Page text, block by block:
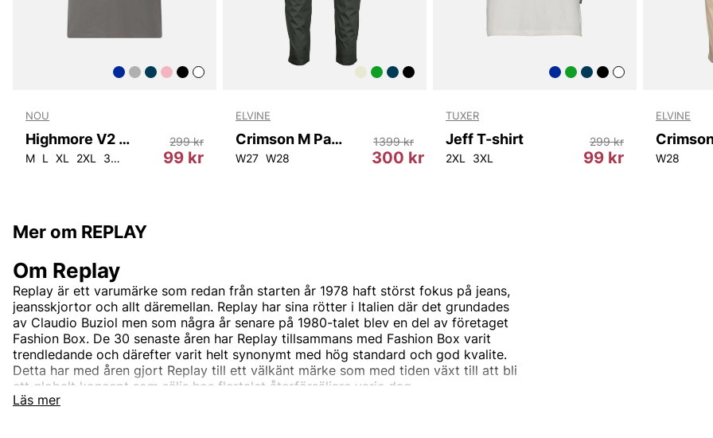
W28L32 W28L34 W29L32 W29L34 W30L32 W31L32 W32L32 W32L34 W33L32
NOU
Highmore V2 M Tee
M L XL 2XL 3XL 5XL
99 kr
299 kr
ELVINE
Crimson M Pants
W27 W28 300 kr
1399 kr
TUXER
Jeff T-shirt
2XL 3XL 99 kr
299 kr
ELVINE
W28
Mer om REPLAY
Läs mer
Om Replay
Replay är ett varumärke som redan från starten år 1978 haft störst fokus på jeans,
jeansskjortor och allt däremellan. Replay har sina rötter i Italien där det grundades
av Claudio Buziol men som några år senare på 1980-talet blev en del av företaget
Fashion Box. De 30 senaste åren har Replay tillsammans med Fashion Box varit
trendledande och därefter varit helt synonymt med hög standard och god kvalite.
Detta har med åren gjort Replay till ett välkänt märke som med tiden växt till att bli
ett globalt koncept som säljs hos flertalet återförsäljare varje dag.
Företaget har sedan start utgått från tre grundpelare; Utmärkt kvalite, karaktäristisk